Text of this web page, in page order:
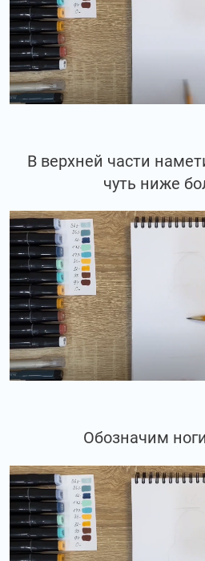
В верхней части
чуть ниже
Обозначим